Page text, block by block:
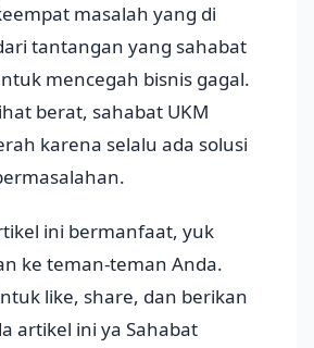
masalah yang di
tantangan yang sahabat
mencegah bisnis gagal.
berat, sahabat UKM
karena selalu ada solusi
ini bermanfaat, yuk
ke teman-teman Anda.
like, share, dan berikan
artikel ini ya Sahabat